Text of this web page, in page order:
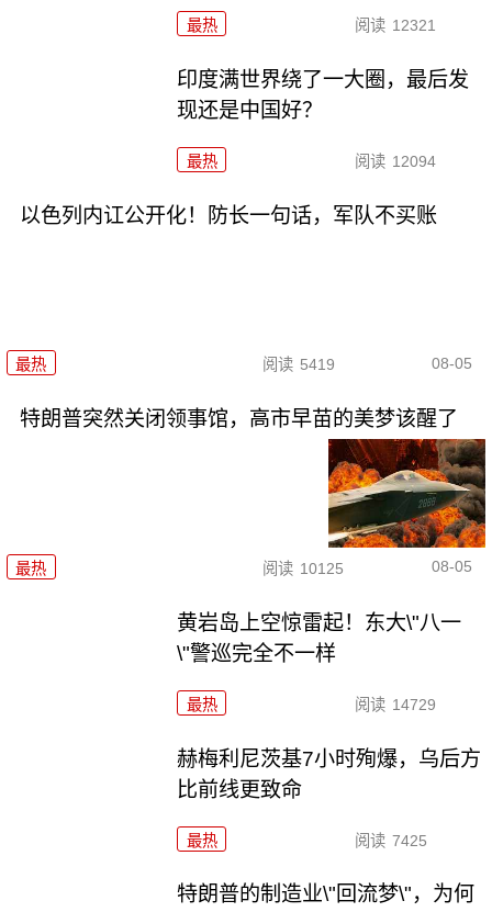
最热 阅读 12321
印度满世界绕了一大圈，最后发
现还是中国好？
最热 阅读 12094
以色列内讧公开化！防长一句话，军队不买账
最热 阅读 5419 08-05
特朗普突然关闭领事馆，高市早苗的美梦该醒了
最热 阅读 10125 08-05
黄岩岛上空惊雷起！东大\"八一
\"警巡完全不一样
最热 阅读 14729
赫梅利尼茨基7小时殉爆，乌后方
比前线更致命
最热 阅读 7425
特朗普的制造业\"回流梦\"，为何